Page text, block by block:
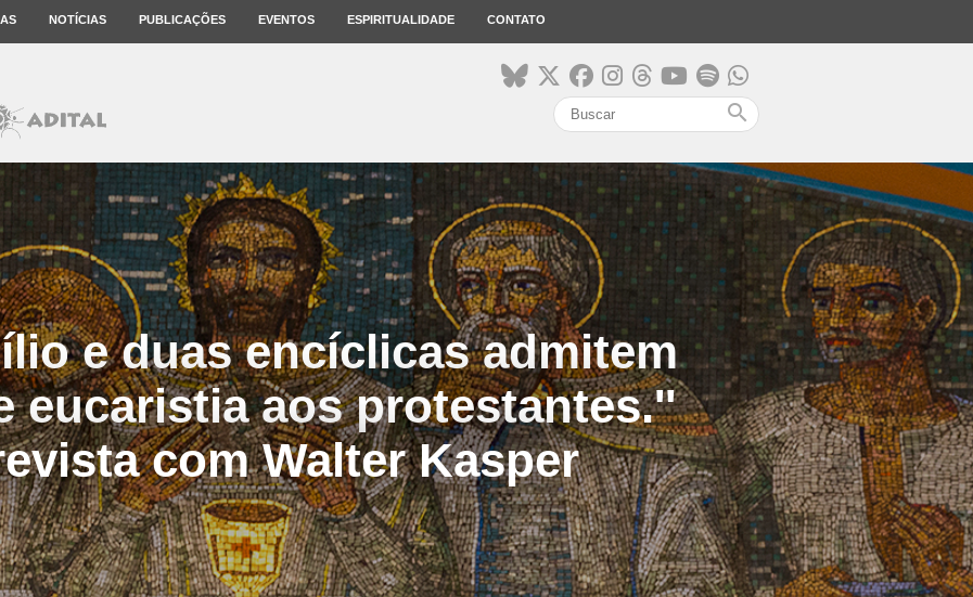
NOTÍCIAS PUBLICAÇÕES EVENTOS ESPIRITUALIDADE CONTATO
search
e duas encíclicas admitem
eucaristia aos protestantes.''
com Walter Kasper